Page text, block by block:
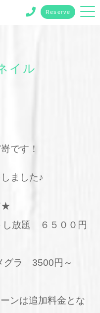
Reserve
イル
です！
ました♪
★
し放題 ６５００円
グラ 3500円～
ンは追加料金とな